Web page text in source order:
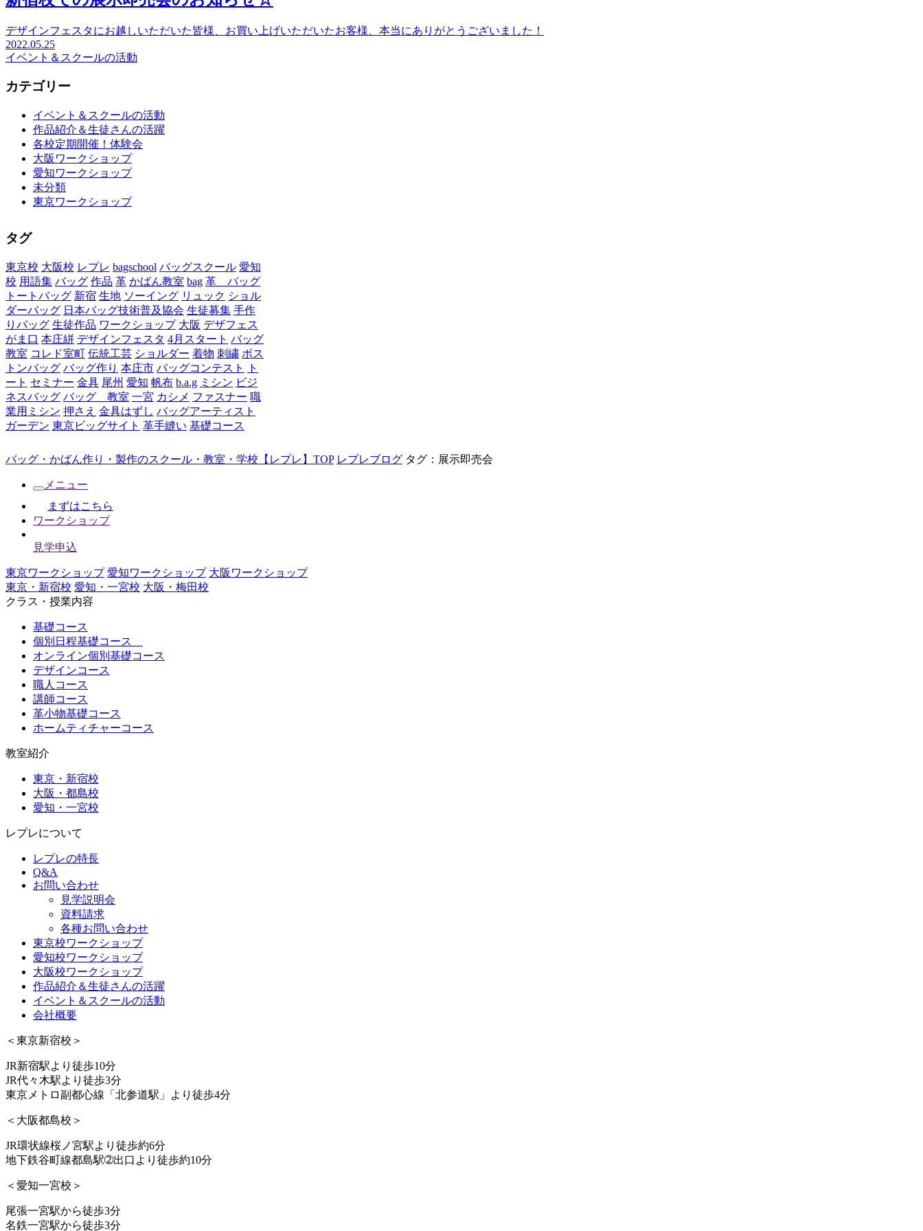
デザインフェスタにお越しいただいた皆様、お買い上げいただいたお客様、本当にありがとうございました！
2022.05.25
イベント＆スクールの活動
カテゴリー
イベント＆スクールの活動
作品紹介＆生徒さんの活躍
各校定期開催！体験会
大阪ワークショップ
愛知ワークショップ
未分類
東京ワークショップ
タグ
東京校 大阪校 レプレ bagschool バッグスクール 愛知
校 用語集 バッグ 作品 革 かばん教室 bag 革 バッグ
トートバッグ 新宿 生地 ソーイング リュック ショル
ダーバッグ 日本バッグ技術普及協会 生徒募集 手作
りバッグ 生徒作品 ワークショップ 大阪 デザフェス
がま口 本庄絣 デザインフェスタ 4月スタート バッグ
教室 コレド室町 伝統工芸 ショルダー 着物 刺繍 ボス
トンバッグ バッグ作り 本庄市 バッグコンテスト
ト
ート セミナー 金具 尾州 愛知 帆布 b.a.g ミシン ビジ
ネスバッグ バッグ 教室 一宮 カシメ ファスナー 職
業用ミシン 押さえ 金具はずし バッグアーティスト
ガーデン 東京ビッグサイト 革手縫い 基礎コース
バッグ・かばん作り・製作のスクール・教室・学校【レプレ】TOP レプレブログ タグ：展示即売会
メニュー
まずはこちら
ワークショップ
見学申込
東京ワークショップ 愛知ワークショップ 大阪ワークショップ
東京・新宿校 愛知・一宮校 大阪・梅田校
クラス・授業内容
基礎コース
個別日程基礎コース
オンライン個別基礎コース
デザインコース
職人コース
講師コース
革小物基礎コース
ホームティチャーコース
教室紹介
東京・新宿校
大阪・都島校
愛知・一宮校
レプレについて
レプレの特長
Q&A
お問い合わせ
見学説明会
資料請求
各種お問い合わせ
東京校ワークショップ
愛知校ワークショップ
大阪校ワークショップ
作品紹介＆生徒さんの活躍
イベント＆スクールの活動
会社概要
＜東京新宿校＞
JR新宿駅より徒歩10分
JR代々木駅より徒歩3分
東京メトロ副都心線「北参道駅」より徒歩4分
＜大阪都島校＞
JR環状線桜ノ宮駅より徒歩約6分
地下鉄谷町線都島駅➁出口より徒歩約10分
＜愛知一宮校＞
尾張一宮駅から徒歩3分
名鉄一宮駅から徒歩3分